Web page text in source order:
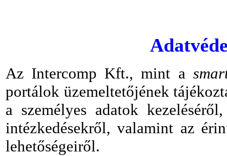
Az Intercomp Kft., mint a
portálok üzemeltetőjének
a személyes adatok
intézkedésekről, valamint az
lehetőségeiről.